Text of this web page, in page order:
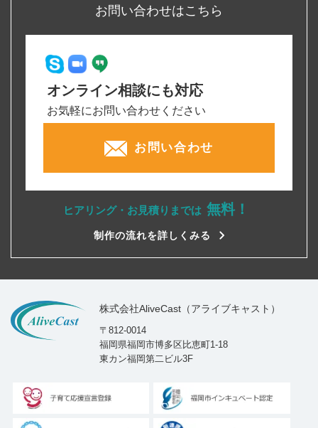
お問い合わせはこちら
オンライン相談にも対応
お気軽にお問い合わせください
お問い合わせ
ヒアリング・お見積りまでは 無料！
制作の流れを詳しくみる
株式会社AliveCast（アライブキャスト）
〒812-0014
福岡県福岡市博多区比恵町1-18
東カン福岡第二ビル3F